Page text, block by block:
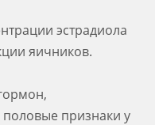
эстрадиола
яичников.
признаки у